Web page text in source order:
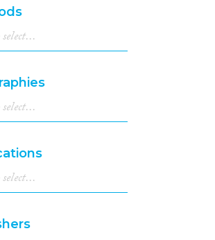
(7)
(4)
(3)
(1)
(5)
(8)
(1)
(2)
(2)
(2)
(2)
(2)
(2)